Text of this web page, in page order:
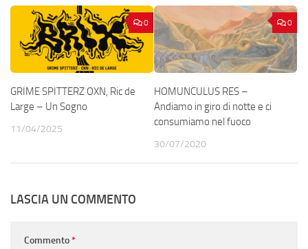
0
GRIME SPITTERZ OXN, Ric de
Large – Un Sogno
11/04/2025
0
HOMUNCULUS RES –
Andiamo in giro di notte e ci
consumiamo nel fuoco
30/07/2020
LASCIA UN COMMENTO
Commento*